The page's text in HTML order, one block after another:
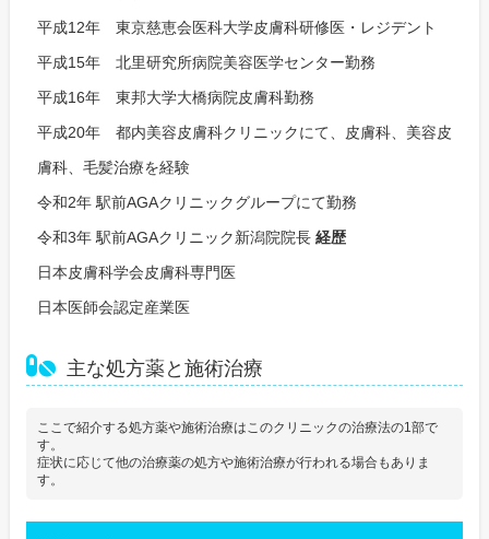
平成12年 東京慈恵会医科大学皮膚科研修医・レジデント
平成15年 北里研究所病院美容医学センター勤務
平成16年 東邦大学大橋病院皮膚科勤務
平成20年 都内美容皮膚科クリニックにて、皮膚科、美容皮
膚科、毛髪治療を経験
令和2年 駅前AGAクリニックグループにて勤務
令和3年 駅前AGAクリニック新潟院院長 経歴
日本皮膚科学会皮膚科専門医
日本医師会認定産業医
主な処方薬と施術治療
ここで紹介する処方薬や施術治療はこのクリニックの治療法の1部で
す。
症状に応じて他の治療薬の処方や施術治療が行われる場合もありま
す。